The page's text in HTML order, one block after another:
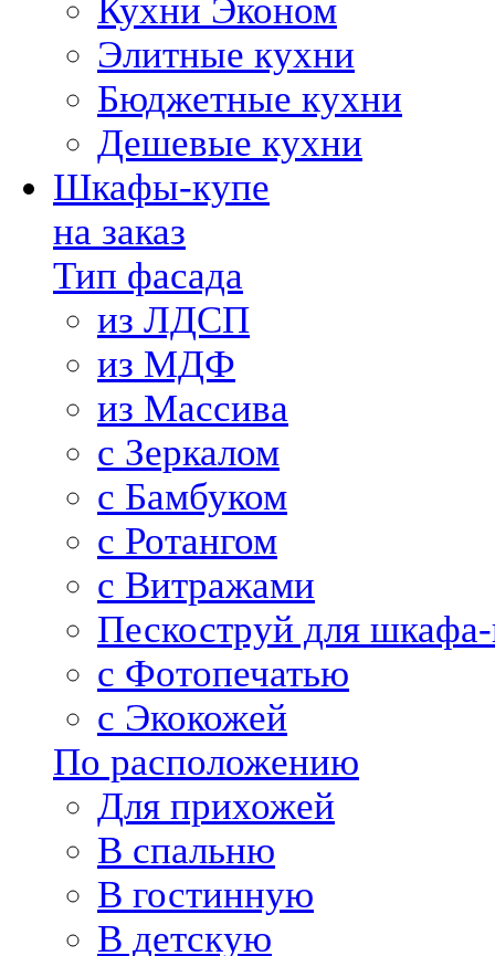
Кухни Эконом
Элитные кухни
Бюджетные кухни
Дешевые кухни
Шкафы-купе
на заказ
Тип фасада
из ЛДСП
из МДФ
из Массива
с Зеркалом
с Бамбуком
с Ротангом
с Витражами
Пескоструй для
с Фотопечатью
с Экокожей
По расположению
Для прихожей
В спальню
В гостинную
В детскую